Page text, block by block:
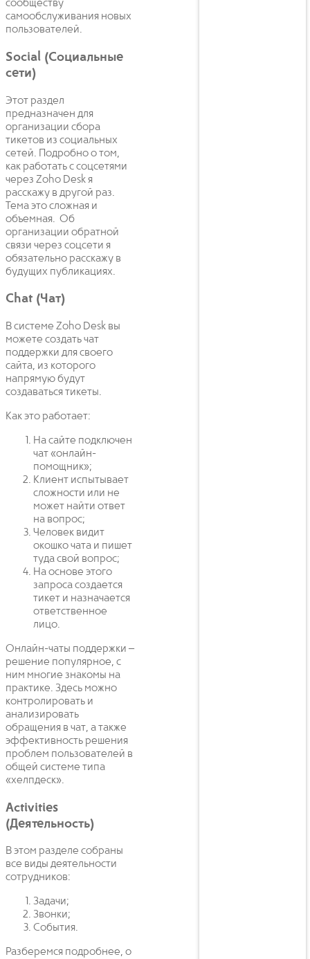
сообществу
самообслуживания новых
пользователей.
Social (Социальные
сети)
Этот раздел
предназначен для
организации сбора
тикетов из социальных
сетей. Подробно о том,
как работать с соцсетями
через Zoho Desk я
расскажу в другой раз.
Тема это сложная и
объемная. Об
организации обратной
связи через соцсети я
обязательно расскажу в
будущих публикациях.
Chat (Чат)
В системе Zoho Desk вы
можете создать чат
поддержки для своего
сайта, из которого
напрямую будут
создаваться тикеты.
Как это работает:
На сайте подключен
чат «онлайн-
помощник»;
Клиент испытывает
сложности или не
может найти ответ
на вопрос;
Человек видит
окошко чата и пишет
туда свой вопрос;
На основе этого
запроса создается
тикет и назначается
ответственное
лицо.
Онлайн-чаты поддержки –
решение популярное, с
ним многие знакомы на
практике. Здесь можно
контролировать и
анализировать
обращения в чат, а также
эффективность решения
проблем пользователей в
общей системе типа
«хелпдеск».
Activities
(Деятельность)
В этом разделе собраны
все виды деятельности
сотрудников:
Задачи;
Звонки;
События.
Разберемся подробнее, о